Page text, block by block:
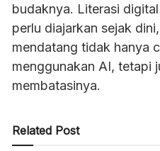
budaknya. Literasi
perlu diajarkan sejak
mendatang tidak hanya
menggunakan AI, tetapi
membatasinya.
Related Post